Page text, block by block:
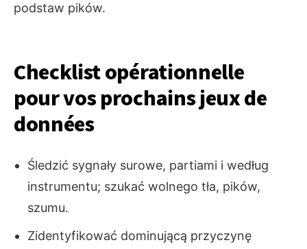
podstaw pików.
Checklist opérationnelle
pour vos prochains jeux de
données
Śledzić sygnały surowe, partiami i według
instrumentu; szukać wolnego tła, pików,
szumu.
Zidentyfikować dominującą przyczynę